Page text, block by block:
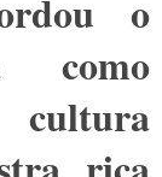
o
como